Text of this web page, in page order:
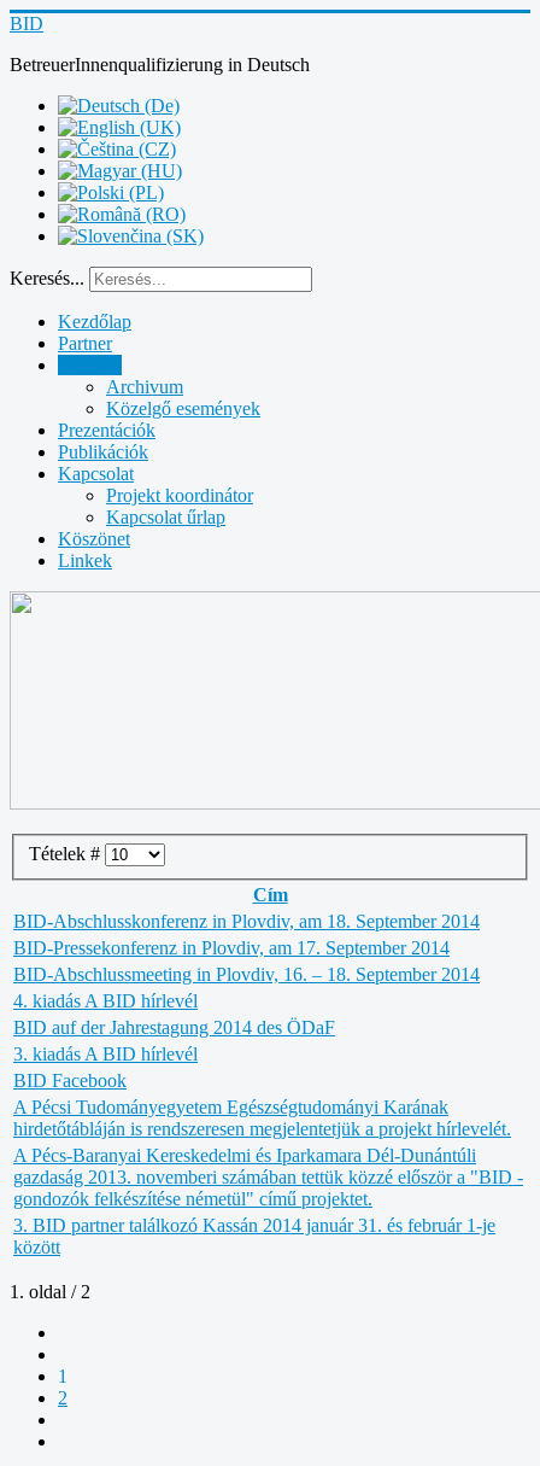
BID
BetreuerInnenqualifizierung in Deutsch
Keresés...
Kezdőlap
Partner
Archivum
Közelgő események
Prezentációk
Publikációk
Kapcsolat
Projekt koordinátor
Kapcsolat űrlap
Köszönet
Linkek
Tételek #
Cím
BID-Abschlusskonferenz in Plovdiv, am 18. September 2014
BID-Pressekonferenz in Plovdiv, am 17. September 2014
BID-Abschlussmeeting in Plovdiv, 16. – 18. September 2014
4. kiadás A BID hírlevél
BID auf der Jahrestagung 2014 des ÖDaF
3. kiadás A BID hírlevél
BID Facebook
A Pécsi Tudományegyetem Egészségtudományi Karának
hirdetőtábláján is rendszeresen megjelentetjük a projekt hírlevelét.
A Pécs-Baranyai Kereskedelmi és Iparkamara Dél-Dunántúli
gazdaság 2013. novemberi számában tettük közzé először a "BID -
gondozók felkészítése németül" című projektet.
3. BID partner találkozó Kassán 2014 január 31. és február 1-je
között
1. oldal / 2
1
2